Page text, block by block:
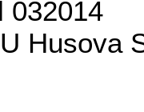
032014
Husova